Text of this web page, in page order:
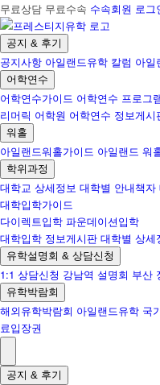
무료상담 무료수속 수속회원 로그
공지 & 후기
공지사항 아일랜드유학 칼럼 아일
어학연수
어학연수가이드 어학연수 프로그
리머릭 어학원 어학연수 정보게시
워홀
아일랜드워홀가이드 아일랜드 워
학위과정
대학교 상세정보 대학별 안내책자
대학입학가이드
다이렉트입학 파운데이션입학
대학입학 정보게시판 대학별 상세
유학설명회 & 상담신청
1:1 상담신청 강남역 설명회 부산
유학박람회
해외유학박람회 아일랜드유학 국
료입장권
공지 & 후기